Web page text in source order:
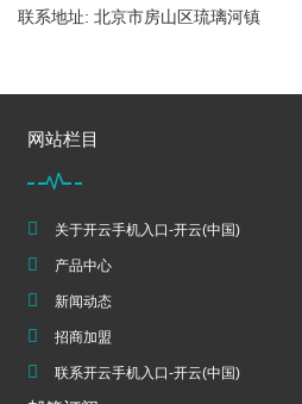
联系地址: 北京市房山区琉璃河镇
网站栏目
关于开云手机入口-开云(中国)
产品中心
新闻动态
招商加盟
联系开云手机入口-开云(中国)